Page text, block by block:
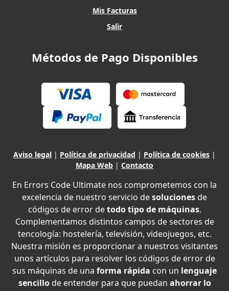
Mis Facturas
Salir
Métodos de Pago Disponibles
Aviso legal | Política de privacidad | Política de cookies |
Mapa Web | Contacto
En Errors Code Ultimate nos comprometemos con la
excelencia de nuestro servicio desoluciones de
códigos de error detodo tipo de máquinas.
Complementamos distintos campos de sectores de
tencología: hostelería, televisión, videojuegos, etc.
Nuestra misión es proporcionar a nuestros visitantes
unos artículos para resolver los códigos de error de
sus máquinas de una forma rápida con un lenguaje
sencillode entender para que puedan ahorrar lo